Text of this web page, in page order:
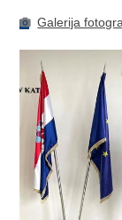
Galerija